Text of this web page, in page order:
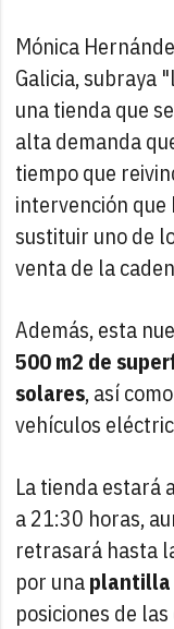
Mónica
Galicia, subraya
una tienda que
alta demanda
tiempo que
intervención
sustituir uno de
venta de la
Además, esta
500 m2 de
solares, así
vehículos
La tienda estará
a 21:30 horas,
retrasará hasta
por unaplantilla
posiciones de